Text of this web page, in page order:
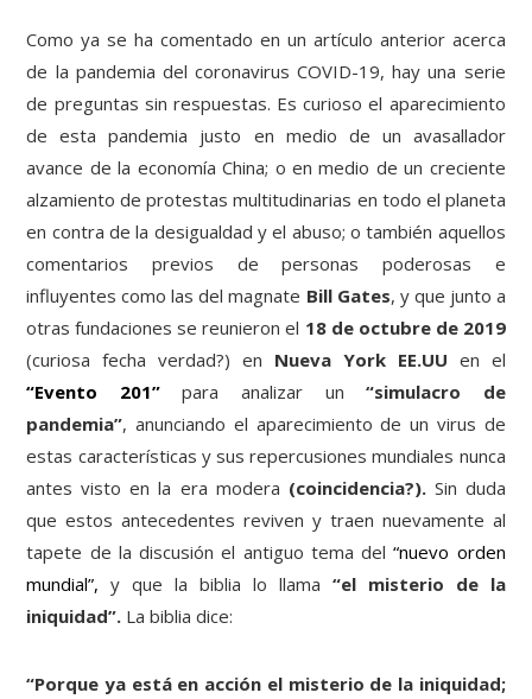
Como ya se ha comentado en un artículo anterior acerca
de la pandemia del coronavirus COVID-19, hay una serie
de preguntas sin respuestas. Es curioso el aparecimiento
de esta pandemia justo en medio de un avasallador
avance de la economía China; o en medio de un creciente
alzamiento de protestas multitudinarias en todo el planeta
en contra de la desigualdad y el abuso; o también aquellos
comentarios previos de personas poderosas e
influyentes como las del magnate Bill Gates, y que junto a
otras fundaciones se reunieron el 18 de octubre de 2019
(curiosa fecha verdad?) en Nueva York EE.UU en el
“Evento 201”para analizar un“simulacro de
pandemia”, anunciando el aparecimiento de un virus de
estas características y sus repercusiones mundiales nunca
antes visto en la era modera (coincidencia?).Sin duda
que estos antecedentes reviven y traen nuevamente al
tapete de la discusión el antiguo tema del“nuevo orden
mundial”, y que la biblia lo llama “el misterio de la
iniquidad”. La biblia dice:
“Porque ya está en acción el misterio de la iniquidad;